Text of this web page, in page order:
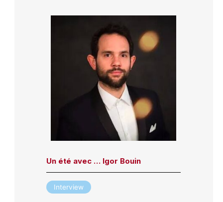
Un été avec … Igor Bouin
Interview